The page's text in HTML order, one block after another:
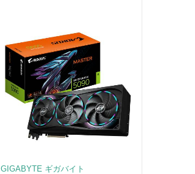
GIGABYTE ギガバイト